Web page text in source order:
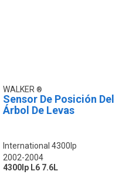
WALKER
Sensor De Posición Del
Árbol De Levas
International 4300lp
2002-2004
4300lp L6 7.6L